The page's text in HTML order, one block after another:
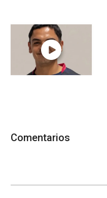
Comentarios